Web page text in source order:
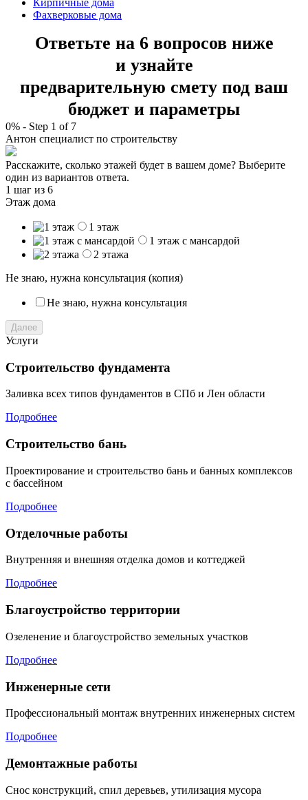
Кирпичные дома
Фахверковые дома
Ответьте на 6 вопросов ниже
и узнайте
предварительную смету под ваш
бюджет и параметры
0% - Step 1 of 7
Антон специалист по строительству
Расскажите, сколько этажей будет в вашем доме? Выберите
один из вариантов ответа.
1 шаг из 6
Этаж дома
1 этаж
1 этаж с мансардой
2 этажа
Не знаю, нужна консультация (копия)
Не знаю, нужна консультация
Далее
Услуги
Строительство фундамента
Заливка всех типов фундаментов в СПб и Лен области
Подробнее
Строительство бань
Проектирование и строительство бань и банных комплексов
с бассейном
Подробнее
Отделочные работы
Внутренняя и внешняя отделка домов и коттеджей
Подробнее
Благоустройство территории
Озеленение и благоустройство земельных участков
Подробнее
Инженерные сети
Профессиональный монтаж внутренних инженерных систем
Подробнее
Демонтажные работы
Снос конструкций, спил деревьев, утилизация мусора